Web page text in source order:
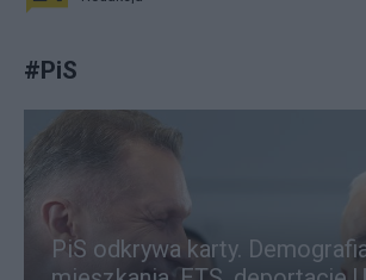
#PiS
PiS odkrywa karty.